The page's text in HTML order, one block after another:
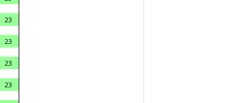
23
23
23
23